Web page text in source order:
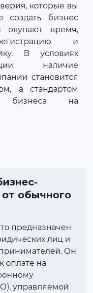
которые вы
создать бизнес
окупают время,
и
В условиях
наличие
становится
а стандартом
бизнеса на
от обычного
предназначен
лиц и
Он
оплате на
управляемой